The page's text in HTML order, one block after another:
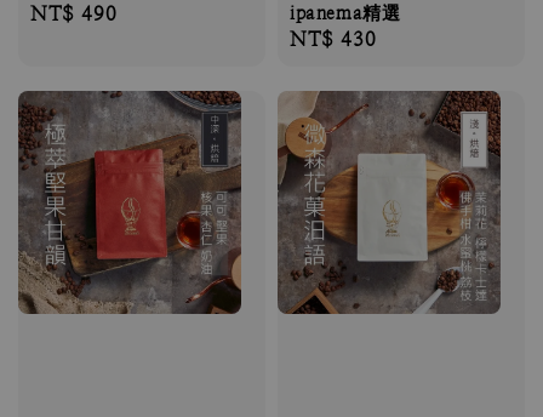
Regular
NT$ 490
ipanema精選
Regular
NT$ 430